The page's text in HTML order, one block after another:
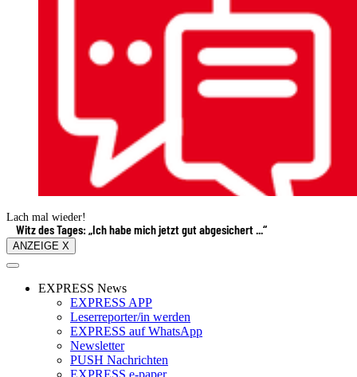
Lach mal wieder!
Witz des Tages: „Ich habe mich jetzt gut abgesichert ...“
ANZEIGE X
EXPRESS News
EXPRESS APP
Leserreporter/in werden
EXPRESS auf WhatsApp
Newsletter
PUSH Nachrichten
EXPRESS e-paper